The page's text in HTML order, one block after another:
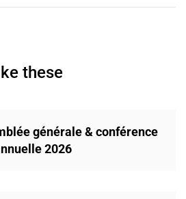
these
générale & conférence
2026